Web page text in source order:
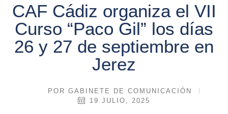
CAF Cádiz organiza el VII
Curso “Paco Gil” los días
26 y 27 de septiembre en
Jerez
POR GABINETE DE COMUNICACIÓN
19 JULIO, 2025